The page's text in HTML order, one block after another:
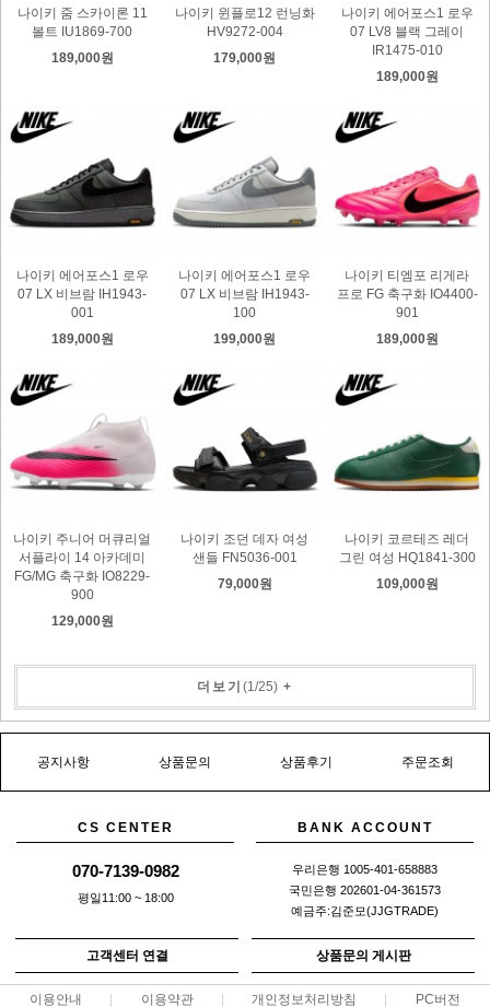
나이키 줌 스카이론 11
볼트 IU1869-700
189,000원
나이키 윈플로12 런닝화
HV9272-004
179,000원
나이키 에어포스1 로우
07 LV8 블랙 그레이
IR1475-010
189,000원
나이키 에어포스1 로우
07 LX 비브람 IH1943-
001
189,000원
나이키 에어포스1 로우
07 LX 비브람 IH1943-
100
199,000원
나이키 티엠포 리게라
프로 FG 축구화 IO4400-
901
189,000원
나이키 주니어 머큐리얼
서플라이 14 아카데미
FG/MG 축구화 IO8229-
900
129,000원
나이키 조던 데자 여성
샌들 FN5036-001
79,000원
나이키 코르테즈 레더
그린 여성 HQ1841-300
109,000원
더보기 (1 /25) +
공지사항 상품문의 상품후기 주문조회
CS CENTER
070-7139-0982
평일11:00 ~ 18:00
BANK ACCOUNT
우리은행 1005-401-658883
국민은행 202601-04-361573
예금주:김준모(JJGTRADE)
고객센터 연결 상품문의 게시판
이용안내 이용약관 개인정보처리방침 PC버전